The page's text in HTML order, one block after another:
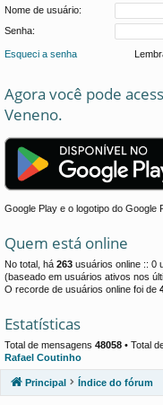
Nome de usuário:
Senha:
Esqueci a senha
Agora você pode
Veneno.
Google Play e o logotipo do Google
Quem está online
No total, há 263 usuários online :: 0
(baseado em usuários ativos nos
O recorde de usuários online foi de
Estatísticas
Total de mensagens 48058 • Total
Rafael Coutinho
Principal Índice do fórum